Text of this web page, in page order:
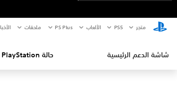
متجر PS5‏ الألعاب PS Plus ملحقات
شاشة الدعم الرئيسية حالة PlayStation